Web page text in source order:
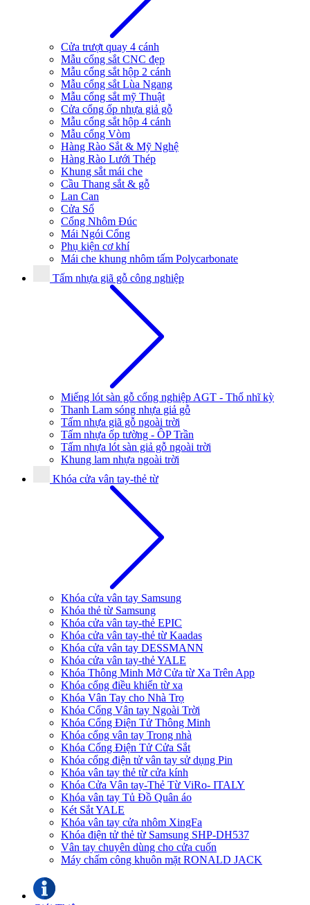
Cửa trượt quay 4 cánh
Mẫu cổng sắt CNC đẹp
Mẫu cổng sắt hộp 2 cánh
Mẫu cổng sắt Lùa Ngang
Mẫu cổng sắt mỹ Thuật
Cửa cổng ốp nhựa giả gỗ
Mẫu cổng sắt hộp 4 cánh
Mẫu cổng Vòm
Hàng Rào Sắt & Mỹ Nghệ
Hàng Rào Lưới Thép
Khung sắt mái che
Cầu Thang sắt & gỗ
Lan Can
Cửa Sổ
Cổng Nhôm Đúc
Mái Ngói Cổng
Phụ kiện cơ khí
Mái che khung nhôm tấm Polycarbonate
Tấm nhựa giã gỗ công nghiệp
Miếng lót sàn gỗ cổng nghiệp AGT - Thổ nhĩ kỳ
Thanh Lam sóng nhựa giả gỗ
Tấm nhựa giã gỗ ngoài trời
Tấm nhựa ốp tường - ÔP Trần
Tấm nhựa lót sàn giả gỗ ngoài trời
Khung lam nhựa ngoài trời
Khóa cửa vân tay-thẻ từ
Khóa cửa vân tay Samsung
Khóa thẻ từ Samsung
Khóa cửa vân tay-thẻ EPIC
Khóa cửa vân tay-thẻ từ Kaadas
Khóa cửa vân tay DESSMANN
Khóa cửa vân tay-thẻ YALE
Khóa Thông Minh Mở Cửa từ Xa Trên App
Khóa cổng điều khiển từ xa
Khóa Vân Tay cho Nhà Trọ
Khóa Cổng Vân tay Ngoài Trời
Khóa Cổng Điện Tử Thông Minh
Khóa cổng vân tay Trong nhà
Khóa Cổng Điện Tử Cửa Sắt
Khóa cổng điện tử vân tay sử dụng Pin
Khóa vân tay thẻ từ cửa kính
Khóa Cửa Vân tay-Thẻ Từ ViRo- ITALY
Khóa vân tay Tủ Đồ Quân áo
Két Sắt YALE
Khóa vân tay cửa nhôm XingFa
Khóa điện tử thẻ từ Samsung SHP-DH537
Vân tay chuyên dùng cho cửa cuốn
Máy chấm công khuôn mặt RONALD JACK